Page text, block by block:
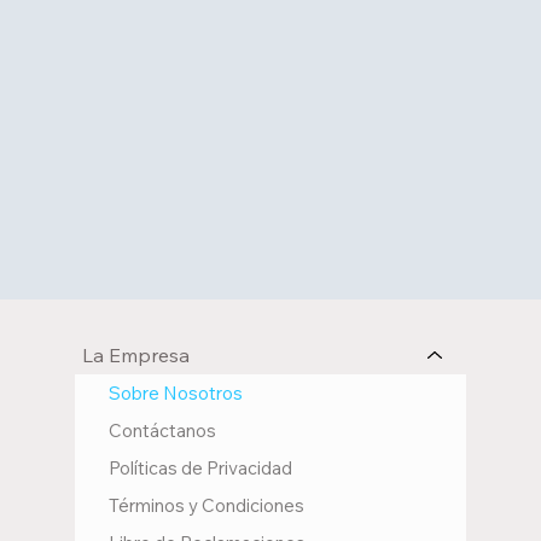
La Empresa
Sobre Nosotros
Contáctanos
Políticas de Privacidad
Términos y Condiciones